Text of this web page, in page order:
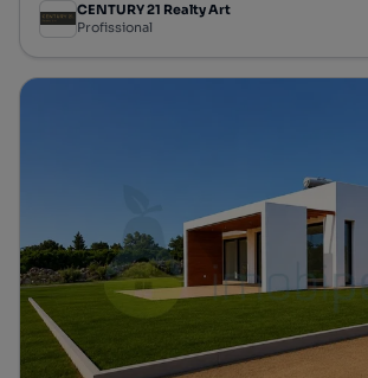
CENTURY 21 Realty Art
Profissional